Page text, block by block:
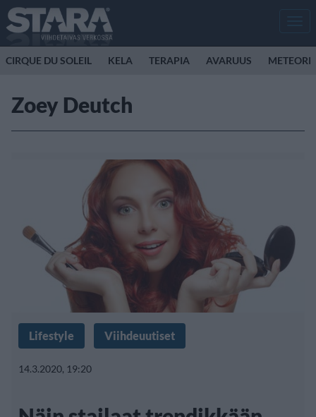
CIRQUE DU SOLEIL KELA TERAPIA AVARUUS METEORI
Zoey Deutch
Lifestyle Viihdeuutiset
14.3.2020, 19:20